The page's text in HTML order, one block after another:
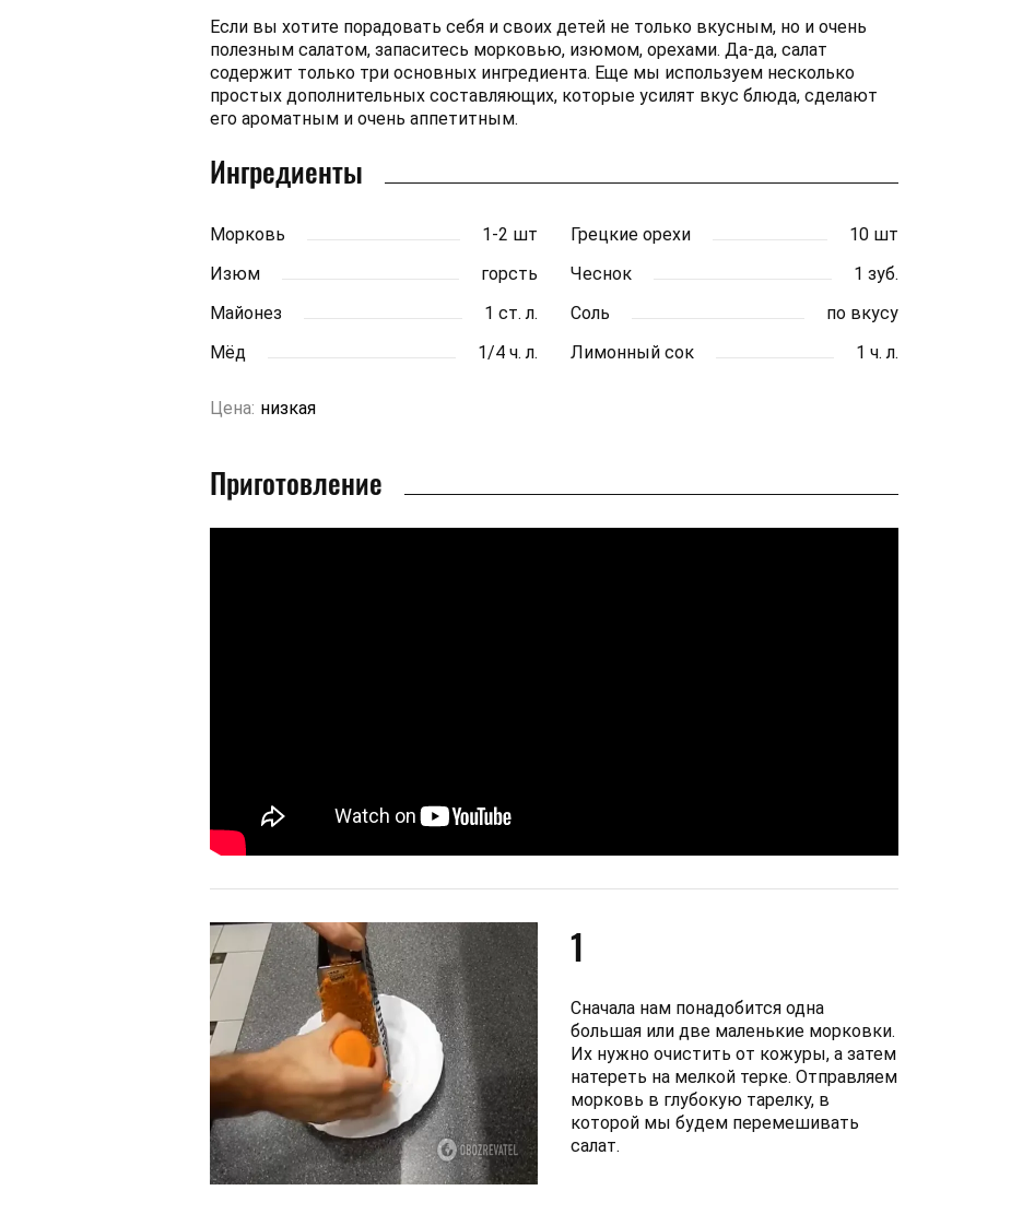
Если вы хотите порадовать себя и своих детей не только вкусным, но и очень
полезным салатом, запаситесь морковью, изюмом, орехами. Да-да, салат
содержит только три основных ингредиента. Еще мы используем несколько
простых дополнительных составляющих, которые усилят вкус блюда, сделают
его ароматным и очень аппетитным.
Ингредиенты
Морковь 1-2 шт Грецкие орехи
10 шт
Изюм
горсть Чеснок
1 зуб.
Майонез
1 ст. л. Соль
по вкусу
Мёд
1/4 ч. л. Лимонный сок 1 ч. л.
Цена: низкая
Приготовление
1
Сначала нам понадобится одна
большая или две маленькие морковки.
Их нужно очистить от кожуры, а затем
натереть на мелкой терке. Отправляем
морковь в глубокую тарелку, в
которой мы будем перемешивать
салат.